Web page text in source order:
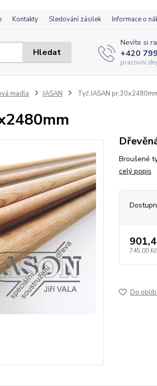
Kontakty Sledování zásilek Informace o
Hledat
Nevíte si
+420
pracovní
madla JASAN Tyč JASAN
Broušené
celý popis
745,00 Kč
Do